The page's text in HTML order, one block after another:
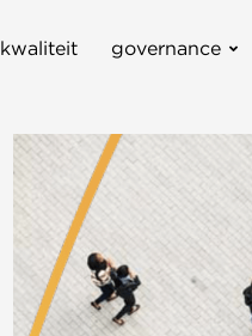
kwaliteit governance